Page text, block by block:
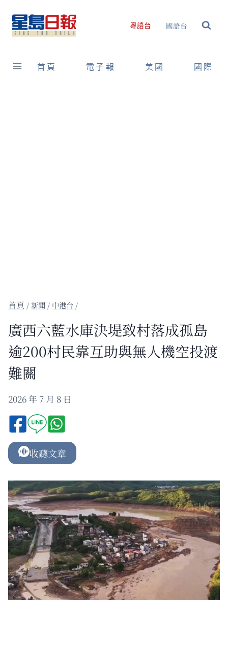
content
粵語台 國語台
首頁 電子報 美國 國際
/新聞 / 中港台 /
廣西六藍水庫決堤致村落成孤島
逾200村民靠互助與無人機空投渡
難關
2026 年 7 月 8 日
收聽文章